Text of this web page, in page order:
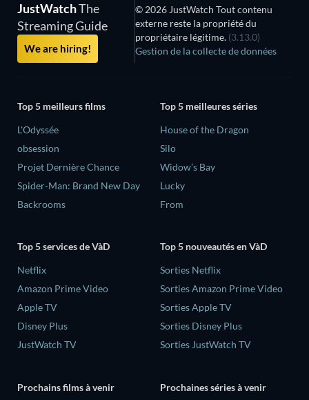
JustWatchThe
Streaming Guide
We are hiring!
© 2026 JustWatch Tout contenu
externe reste la propriété du
propriétaire légitime. (3.13.0)
Gestion de la collecte de données
Top 5 meilleurs films
L'Odyssée
obsession
Projet Dernière Chance
Spider-Man: Brand New Day
Backrooms
Top 5 meilleures séries
House of the Dragon
Silo
Widow’s Bay
Lucky
From
Top 5 services de VàD
Netflix
Amazon Prime Video
Apple TV
Disney Plus
JustWatch TV
Top 5 nouveautés en VàD
Sorties Netflix
Sorties Amazon Prime Video
Sorties Apple TV
Sorties Disney Plus
Sorties JustWatch TV
Prochains films à venir Prochaines séries à venir